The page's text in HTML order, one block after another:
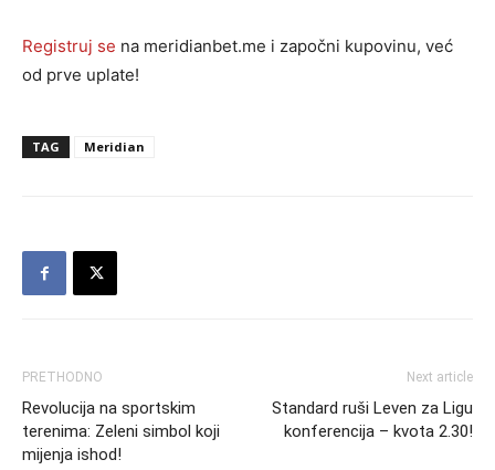
Registruj se na meridianbet.me i započni kupovinu, već
od prve uplate!
TAG Meridian
PRETHODNO
Revolucija na sportskim
terenima: Zeleni simbol koji
mijenja ishod!
Next article
Standard ruši Leven za Ligu
konferencija – kvota 2.30!